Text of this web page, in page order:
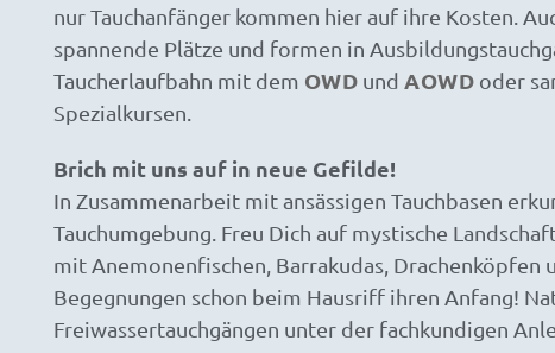
nur Tauchanfänger kommen hier auf ihre Kosten.
spannende Plätze und formen in
Taucherlaufbahn mit dem OWD und AOWD oder
Spezialkursen.
Brich mit uns auf in neue Gefilde!
In Zusammenarbeit mit ansässigen Tauchbasen
Tauchumgebung. Freu Dich auf mystische
mit Anemonenfischen, Barrakudas,
Begegnungen schon beim Hausriff ihren Anfang!
Freiwassertauchgängen unter der fachkundigen